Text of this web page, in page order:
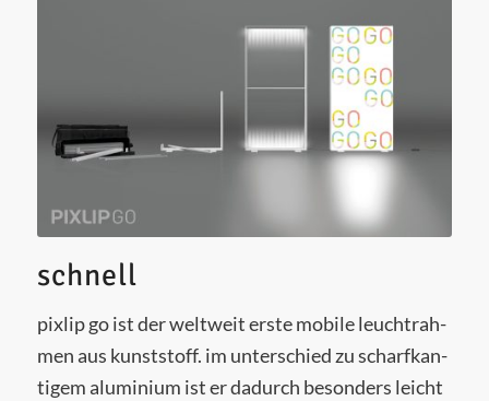
schnell
pixlip go ist der welt­weit ers­te mobi­le leucht­rah­
men aus kunst­stoff. im unter­schied zu scharf­kan­
ti­gem alu­mi­ni­um ist er dadurch beson­ders leicht